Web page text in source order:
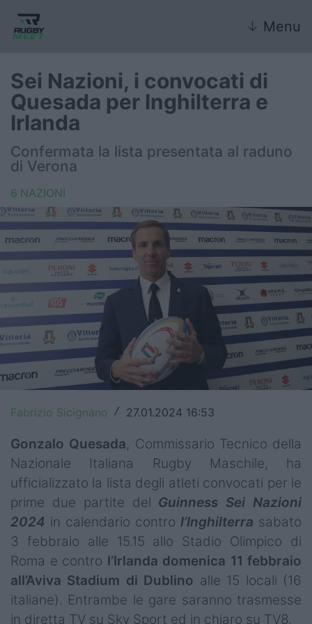
↓ Menu
Nazionale
Nazionali giovanili
FIR
Internazionale
6 Nazioni
United Rugby Championship
Top14
Premiership
Champions Cup
Challenge Cup
World Rugby
Rugby World Cup
Super Rugby
Rugby in TV
Mercato
Serie A Elite
Sei Nazioni, i convocati di
Quesada per Inghilterra e
Irlanda
Confermata la lista presentata al raduno
di Verona
6 NAZIONI
Fabrizio Sicignano / 27.01.2024 16:53
Gonzalo Quesada, Commissario Tecnico della
Nazionale Italiana Rugby Maschile, ha
ufficializzato la lista degli atleti convocati per le
prime due partite del Guinness Sei Nazioni
2024 in calendario contro l’Inghilterra sabato
3 febbraio alle 15.15 allo Stadio Olimpico di
Roma e contro l’Irlanda domenica 11 febbraio
all’Aviva Stadium di Dublino alle 15 locali (16
italiane). Entrambe le gare saranno trasmesse
in diretta TV su Sky Sport ed in chiaro su TV8.